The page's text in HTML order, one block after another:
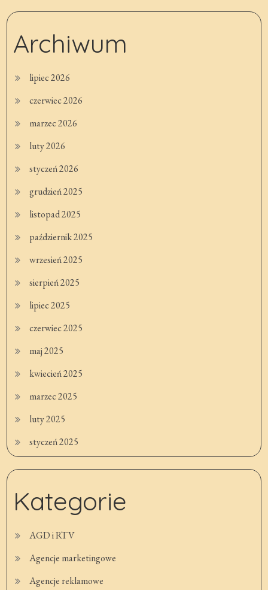
Archiwum
lipiec 2026
czerwiec 2026
marzec 2026
luty 2026
styczeń 2026
grudzień 2025
listopad 2025
październik 2025
wrzesień 2025
sierpień 2025
lipiec 2025
czerwiec 2025
maj 2025
kwiecień 2025
marzec 2025
luty 2025
styczeń 2025
Kategorie
AGD i RTV
Agencje marketingowe
Agencje reklamowe